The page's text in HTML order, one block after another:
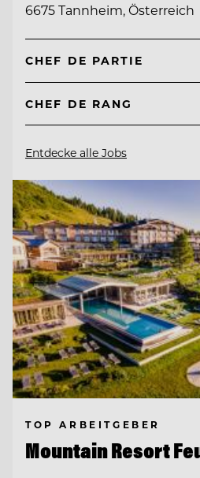
6675 Tannheim, Österreich
CHEF DE PARTIE
CHEF DE RANG
Entdecke alle Jobs
TOP ARBEITGEBER
Mountain Resort